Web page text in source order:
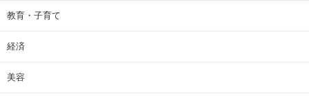
教育・子育て
経済
美容